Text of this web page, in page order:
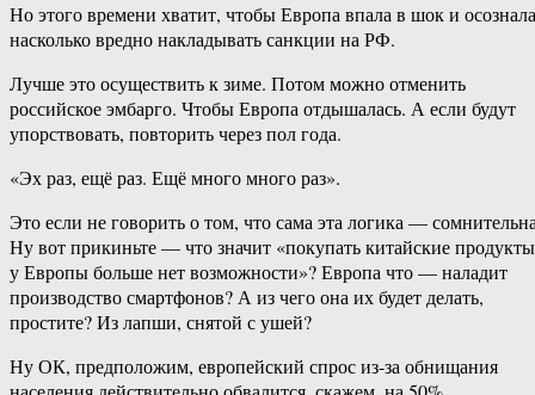
Но этого времени хватит, чтобы Европа впала в шок и
насколько вредно накладывать санкции на РФ.
Лучше это осуществить к зиме. Потом можно отменить
российское эмбарго. Чтобы Европа отдышалась. А если будут
упорствовать, повторить через пол года.
«Эх раз, ещё раз. Ещё много много раз».
Это если не говорить о том, что сама эта логика —
Ну вот прикиньте — что значит «покупать китайские продукты
у Европы больше нет возможности»? Европа что — наладит
производство смартфонов? А из чего она их будет делать,
простите? Из лапши, снятой с ушей?
Ну ОК, предположим, европейский спрос из-за обнищания